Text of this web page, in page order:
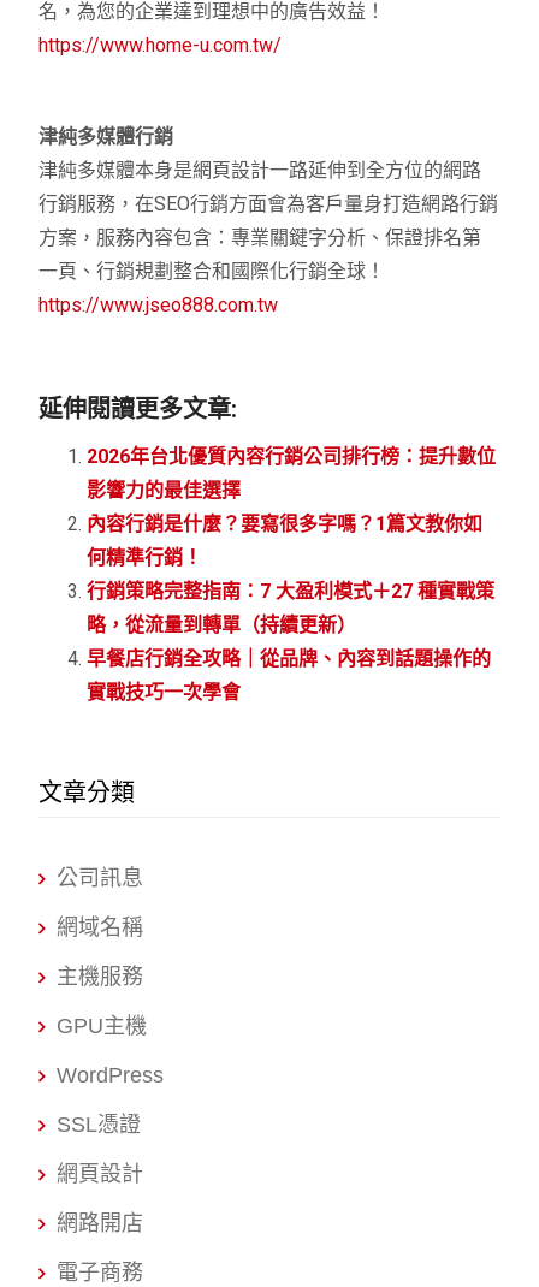
名，為您的企業達到理想中的廣告效益！
https://www.home-u.com.tw/
津純多媒體行銷
津純多媒體本身是網頁設計一路延伸到全方位的網路
行銷服務，在SEO行銷方面會為客戶量身打造網路行銷
方案，服務內容包含：專業關鍵字分析、保證排名第
一頁、行銷規劃整合和國際化行銷全球！
https://www.jseo888.com.tw
延伸閱讀更多文章:
2026年台北優質內容行銷公司排行榜：提升數位
影響力的最佳選擇
內容行銷是什麼？要寫很多字嗎？1篇文教你如
何精準行銷！
行銷策略完整指南：7 大盈利模式＋27 種實戰策
略，從流量到轉單（持續更新）
早餐店行銷全攻略｜從品牌、內容到話題操作的
實戰技巧一次學會
文章分類
公司訊息
網域名稱
主機服務
GPU主機
WordPress
SSL憑證
網頁設計
網路開店
電子商務